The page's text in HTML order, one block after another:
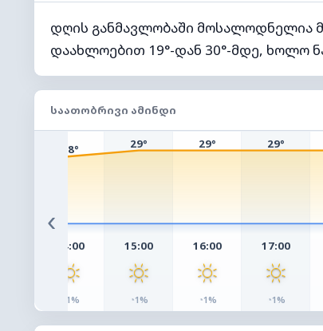
დღის განმავლობაში მოსალოდნელია
დაახლოებით 19°-დან 30°-მდე, ხოლო
ᲡᲐᲐᲗᲝᲑᲠᲘᲕᲘ ᲐᲛᲘᲜᲓᲘ
‹
28°
14:00
1%
29°
15:00
◔1%
29°
16:00
◔1%
29°
17:00
◔1%